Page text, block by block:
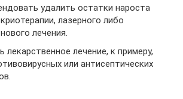
удалить остатки нароста
лазерного либо
лечения.
лекарственное лечение, к примеру,
или антисептических